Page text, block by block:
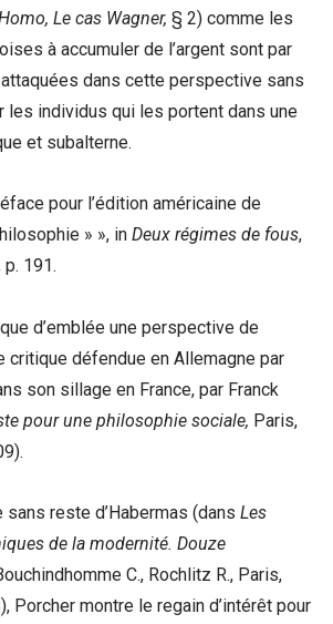
Le cas Wagner, § 2) comme les
à accumuler de l’argent sont par
dans cette perspective sans
les individus qui les portent dans une
et subalterne.
pour l’édition américaine de
» », in Deux régimes de fous,
p. 191.
d’emblée une perspective de
critique défendue en Allemagne par
son sillage en France, par Franck
pour une philosophie sociale, Paris,
reste d’Habermas (dans Les
de la modernité. Douze
C., Rochlitz R., Paris,
Porcher montre le regain d’intérêt pour